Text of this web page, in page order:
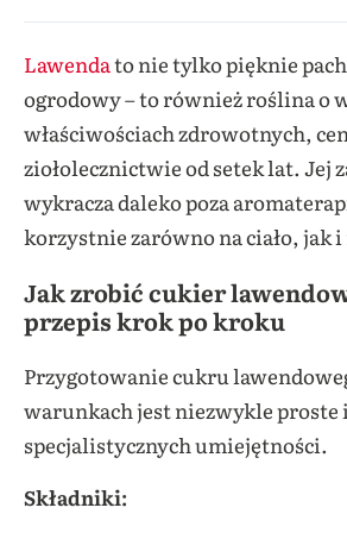
Lawendato nie tylko pięknie
ogrodowy – to również roślina o
właściwościach zdrowotnych,
ziołolecznictwie od setek lat. Jej
wykracza daleko poza
korzystnie zarówno na ciało, jak i
Jak zrobić cukier
przepis krok po kroku
Przygotowanie cukru
warunkach jest niezwykle proste
specjalistycznych umiejętności.
Składniki: